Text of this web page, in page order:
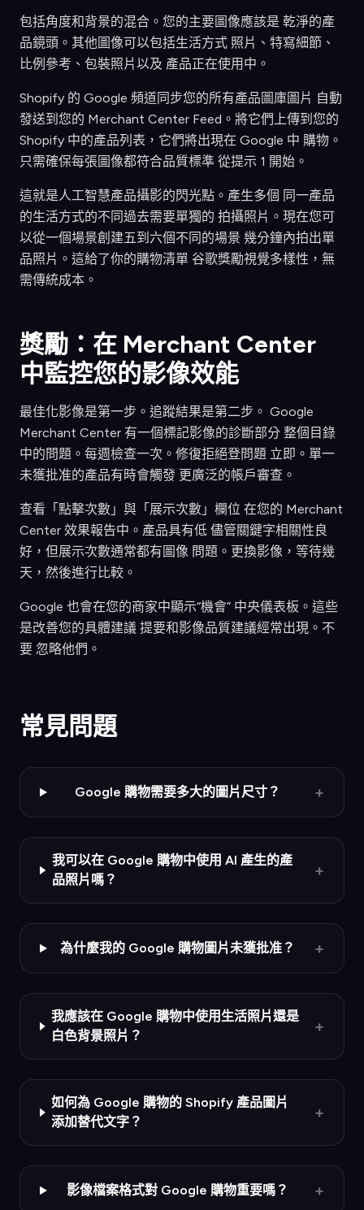
包括角度和背景的混合。您的主要圖像應該是 乾淨的產
品鏡頭。其他圖像可以包括生活方式 照片、特寫細節、
比例參考、包裝照片以及 產品正在使用中。
Shopify 的 Google 頻道同步您的所有產品圖庫圖片 自動
發送到您的 Merchant Center Feed。將它們上傳到您的
Shopify 中的產品列表，它們將出現在 Google 中 購物。
只需確保每張圖像都符合品質標準 從提示 1 開始。
這就是人工智慧產品攝影的閃光點。產生多個 同一產品
的生活方式的不同過去需要單獨的 拍攝照片。現在您可
以從一個場景創建五到六個不同的場景 幾分鐘內拍出單
品照片。這給了你的購物清單 谷歌獎勵視覺多樣性，無
需傳統成本。
獎勵：在 Merchant Center
中監控您的影像效能
最佳化影像是第一步。追蹤結果是第二步。 Google
Merchant Center 有一個標記影像的診斷部分 整個目錄
中的問題。每週檢查一次。修復拒絕登問題 立即。單一
未獲批准的產品有時會觸發 更廣泛的帳戶審查。
查看「點擊次數」與「展示次數」欄位 在您的 Merchant
Center 效果報告中。產品具有低 儘管關鍵字相關性良
好，但展示次數通常都有圖像 問題。更換影像，等待幾
天，然後進行比較。
Google 也會在您的商家中顯示“機會” 中央儀表板。這些
是改善您的具體建議 提要和影像品質建議經常出現。不
要 忽略他們。
常見問題
Google 購物需要多大的圖片尺寸？ +
我可以在 Google 購物中使用 AI 產生的產
品照片嗎？
+
為什麼我的 Google 購物圖片未獲批准？ +
我應該在 Google 購物中使用生活照片還是
白色背景照片？
+
如何為 Google 購物的 Shopify 產品圖片
添加替代文字？
+
影像檔案格式對 Google 購物重要嗎？ +